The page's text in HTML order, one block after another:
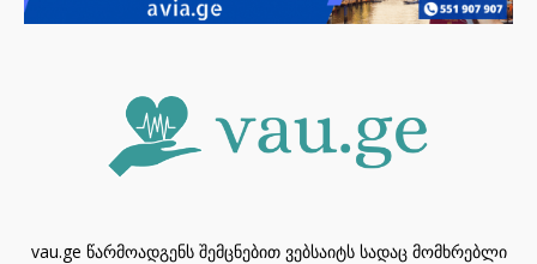
vau.ge წარმოადგენს შემცნებით ვებსაიტს სადაც მომხრებლი